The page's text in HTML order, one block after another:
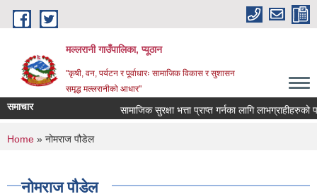
Skip to main content
मल्लरानी गाउँपालिका, प्यूठान
"कृषी, वन, पर्यटन र पूर्वाधारः सामाजिक विकास र सुशासन
समृद्ध मल्लरानीको आधार"
समाचार सामाजिक सुरक्षा भत्ता प्राप्त गर्नका लागि लाभग्राहीहरुको
You are here
Home » नोमराज पौडेल
नोमराज पौडेल